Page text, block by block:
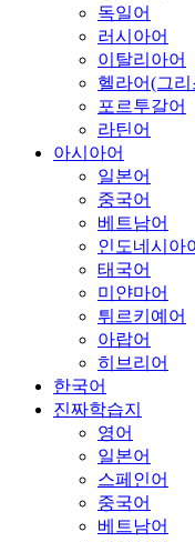
독일어
러시아어
이탈리아어
헬라어(그
포르투갈어
라틴어
아시아어
일본어
중국어
베트남어
인도네시아
태국어
미얀마어
튀르키예어
아랍어
히브리어
한국어
진짜학습지
영어
일본어
스페인어
중국어
베트남어